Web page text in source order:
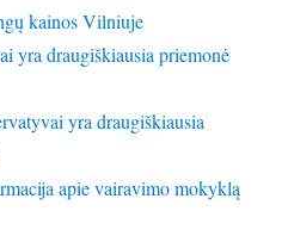
kainos Vilniuje
yra draugiškiausia priemonė
yra draugiškiausia
apie vairavimo mokyklą